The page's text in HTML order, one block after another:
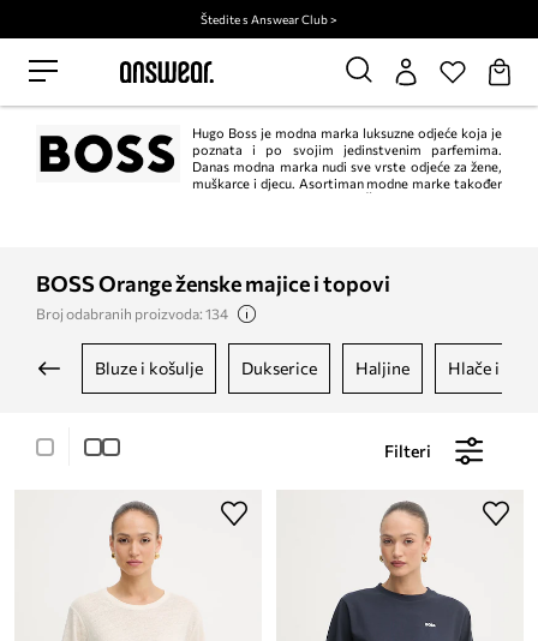
Štedite s Answear Club >
Hugo Boss je modna marka luksuzne odjeće koja je
poznata i po svojim jedinstvenim parfemima.
Danas modna marka nudi sve vrste odjeće za žene,
muškarce i djecu. Asortiman modne marke također
BOSS Orange ženske majice i topovi
Broj odabranih proizvoda: 134
bluze i košulje dukserice haljine hlače i
Filteri